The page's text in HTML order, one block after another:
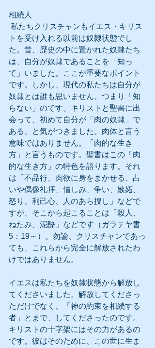
相続人
トを受け入れる以前は奴隷状態でし
た。昔、歴史の中に置かれた奴隷たち
は、自分が奴隷であることを「知っ
て」いました。ここが重要なポイント
です。しかし、現代の私たちは自分が
奴隷とは誰も思いません。つまり「知
らない」のです。キリストと聖書に出
会って、初めて自分が「肉の奴隷」で
ある、と気がつきました。肉体と言う
意味ではありません。「肉的な生き
方」と言うものです。聖書はこの「肉
的な生き方」の特色を語ります。それ
は「不品行、肉欲に身をまかせる、占
いや偶像礼拝、憎しみ、争い、嫉妬、
怒り、利己心、人のあら捜し」などで
すが、そこから起こることは「殺人、
ねたみ、泥酔」などです（ガラテヤ書
5：19～）。勿論、クリスチャンであっ
ても、これらから完全に解放されたわ
けではありません。
イエスは私たちを奴隷状態から解放し
てくださいました。解放してくださっ
ただけでなく、「神の約束を相続する
者」とまで、してくださったのです。
キリストの十字架にはその力があるの
です。彼はそのために、この世に生ま